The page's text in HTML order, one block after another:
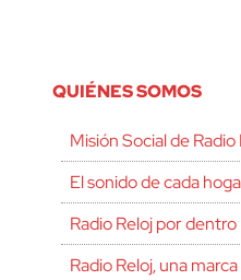
QUIÉNES SOMOS
Misión Social de Radio
El sonido de cada
Radio Reloj por dentro
Radio Reloj, una